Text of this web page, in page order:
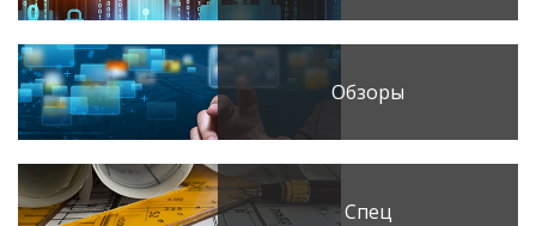
Обзоры
Спец